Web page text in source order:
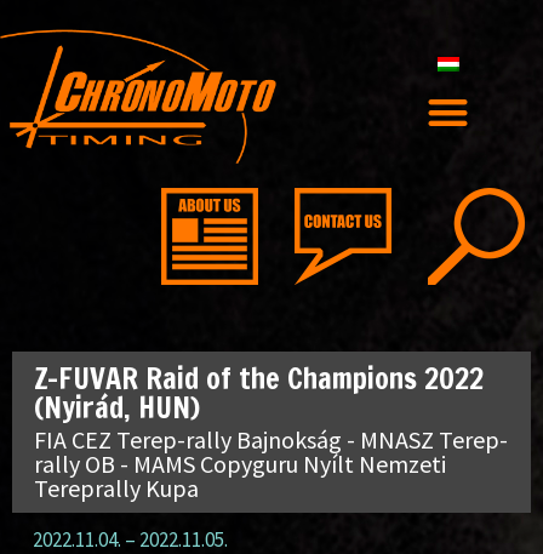
Z-FUVAR Raid of the Champions 2022
(Nyirád, HUN)
FIA CEZ Terep-rally Bajnokság - MNASZ Terep-
rally OB - MAMS Copyguru Nyílt Nemzeti
Tereprally Kupa
2022.11.04. – 2022.11.05.